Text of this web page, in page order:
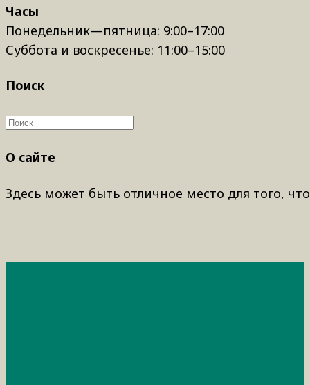
Часы
Понедельник—пятница: 9:00–17:00
Суббота и воскресенье: 11:00–15:00
Поиск
О сайте
Здесь может быть отличное место для того,